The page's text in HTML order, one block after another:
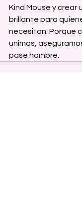
Kind Mouse y crear
brillante para
necesitan. Porque
unimos,
pase hambre.